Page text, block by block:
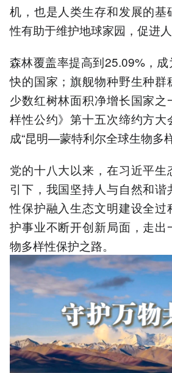
机，也是人类生存和发展的基
性有助于维护地球家园，促进人
森林覆盖率提高到25.09%，
快的国家；旗舰物种野生种群
少数红树林面积净增长国家之
样性公约》第十五次缔约方大
成“昆明—蒙特利尔全球生物
党的十八大以来，在习近平生
引下，我国坚持人与自然和
性保护融入生态文明建设全过
护事业不断开创新局面，走出
物多样性保护之路。